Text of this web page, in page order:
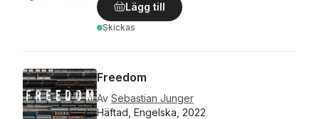
Lägg till
Skickas
Freedom
Av Sebastian Junger
Häftad, Engelska, 2022